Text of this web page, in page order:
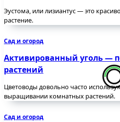
Эустома, или лизиантус — это
растение.
Сад и огород
Активированный уголь —
растений
Цветоводы довольно часто
выращивании комнатных растений.
Сад и огород